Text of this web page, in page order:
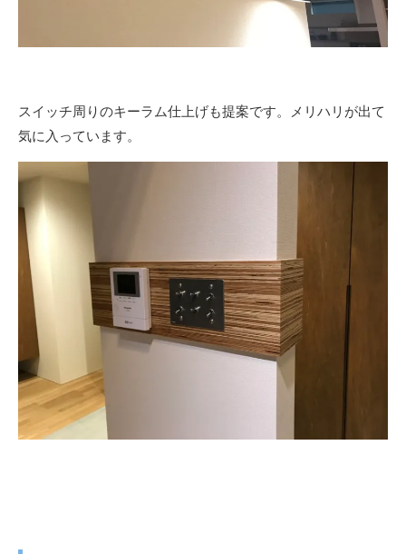
スイッチ周りのキーラム仕上げも提案です。メリハリが出て
気に入っています。